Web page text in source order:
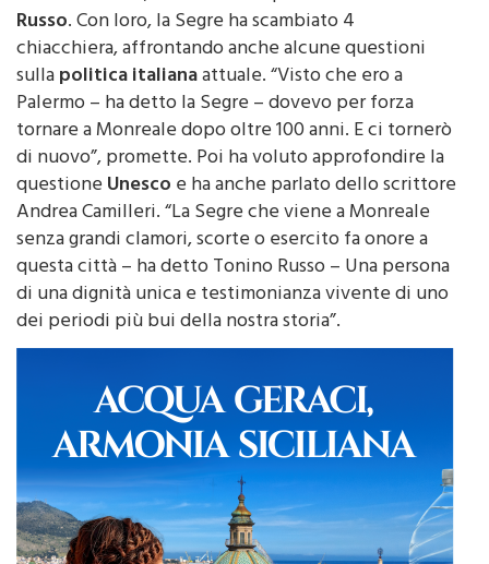
chiacchiera, affrontando anche alcune questioni
sullapolitica italianaattuale. “Visto che ero a
Palermo – ha detto la Segre – dovevo per forza
tornare a Monreale dopo oltre 100 anni. E ci tornerò
di nuovo”, promette. Poi ha voluto approfondire la
questioneUnescoe ha anche parlato dello scrittore
Andrea Camilleri. “La Segre che viene a Monreale
senza grandi clamori, scorte o esercito fa onore a
questa città – ha detto Tonino Russo – Una persona
di una dignità unica e testimonianza vivente di uno
dei periodi più bui della nostra storia”.